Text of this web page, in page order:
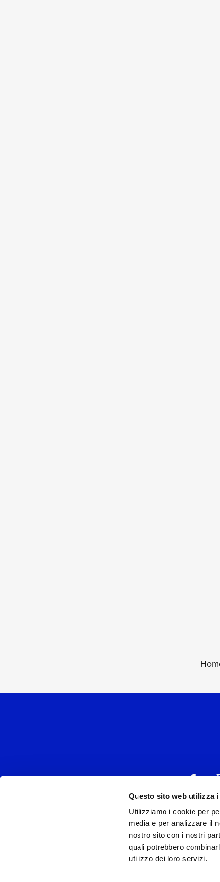
Questo sito web utilizza i
Utilizziamo i cookie per
media e per analizzare il
nostro sito con i nostri
quali potrebbero
utilizzo dei loro servizi.
UNIVERSAL
P.IVA
Universal Music Italia, nel rispetto delle
si è dotata di un